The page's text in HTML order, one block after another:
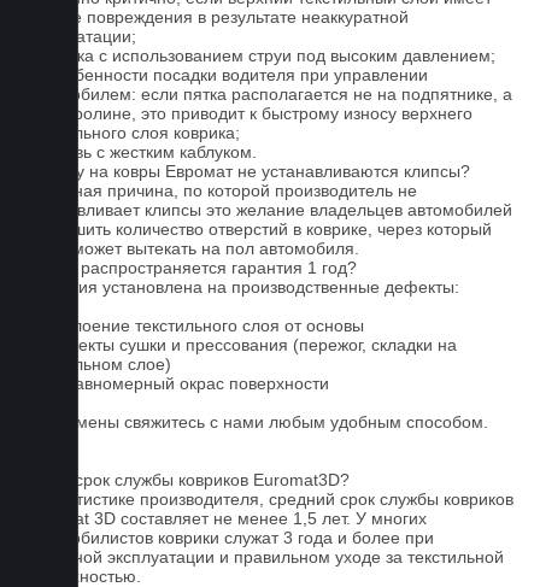
мелкие повреждения в результате неаккуратной
эксплуатации;
2. Мойка с использованием струи под высоким давлением;
3. Особенности посадки водителя при управлении
автомобилем: если пятка располагается не на подпятнике, а
на ковролине, это приводит к быстрому износу верхнего
текстильного слоя коврика;
4. Обувь с жестким каблуком.
Почему на ковры Евромат не устанавливаются клипсы?
Основная причина, по которой производитель не
устанавливает клипсы это желание владельцев автомобилей
уменьшить количество отверстий в коврике, через который
влага может вытекать на пол автомобиля.
На что распространяется гарантия 1 год?
Гарантия установлена на производственные дефекты:
1. Отслоение текстильного слоя от основы
2. Дефекты сушки и прессования (пережог, складки на
текстильном слое)
3. Неравномерный окрас поверхности
Для замены свяжитесь с нами любым удобным способом.
Какой срок службы ковриков Euromat3D?
По статистике производителя, средний срок службы ковриков
Euromat 3D составляет не менее 1,5 лет. У многих
автомобилистов коврики служат 3 года и более при
бережной эксплуатации и правильном уходе за текстильной
поверхностью.